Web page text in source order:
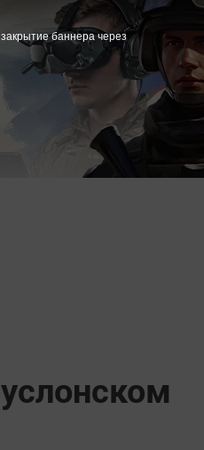
баннера через